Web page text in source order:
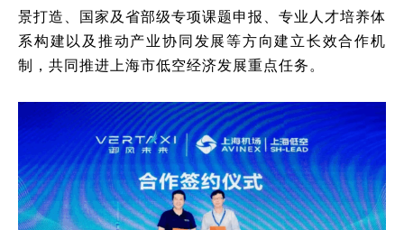
景打造、国家及省部级专项课题申报、专业人才培养体
系构建以及推动产业协同发展等方向建立长效合作机
制，共同推进上海市低空经济发展重点任务。